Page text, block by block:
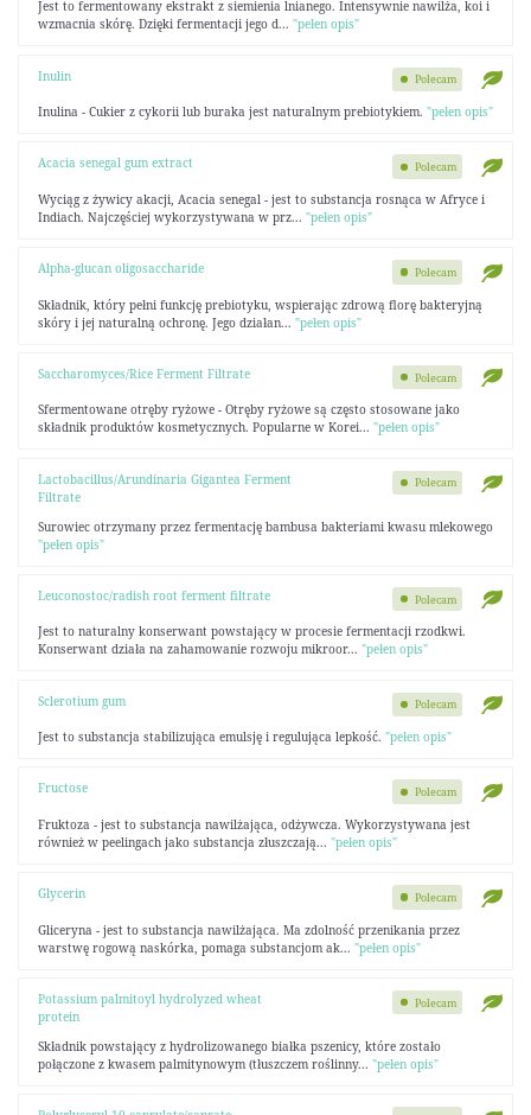
Jest to fermentowany ekstrakt z siemienia lnianego. Intensywnie nawilża, koi i
wzmacnia skórę. Dzięki fermentacji jego d... "pełen opis"
Inulin
Inulina - Cukier z cykorii lub buraka jest naturalnym prebiotykiem. "pełen opis"
Polecam
Acacia senegal gum extract
Wyciąg z żywicy akacji, Acacia senegal - jest to substancja rosnąca w Afryce i
Indiach. Najczęściej wykorzystywana w prz... "pełen opis"
Polecam
Alpha-glucan oligosaccharide
Składnik, który pełni funkcję prebiotyku, wspierając zdrową florę bakteryjną
skóry i jej naturalną ochronę. Jego działan... "pełen opis"
Polecam
Saccharomyces/Rice Ferment Filtrate
Sfermentowane otręby ryżowe - Otręby ryżowe są często stosowane jako
składnik produktów kosmetycznych. Popularne w Korei... "pełen opis"
Polecam
Lactobacillus/Arundinaria Gigantea Ferment
Filtrate
Surowiec otrzymany przez fermentację bambusa bakteriami kwasu mlekowego
"pełen opis"
Polecam
Leuconostoc/radish root ferment filtrate
Jest to naturalny konserwant powstający w procesie fermentacji rzodkwi.
Konserwant działa na zahamowanie rozwoju mikroor... "pełen opis"
Polecam
Sclerotium gum
Jest to substancja stabilizująca emulsję i regulująca lepkość. "pełen opis"
Polecam
Fructose
Fruktoza - jest to substancja nawilżająca, odżywcza. Wykorzystywana jest
również w peelingach jako substancja złuszczają... "pełen opis"
Polecam
Glycerin
Gliceryna - jest to substancja nawilżająca. Ma zdolność przenikania przez
warstwę rogową naskórka, pomaga substancjom ak... "pełen opis"
Polecam
Potassium palmitoyl hydrolyzed wheat
protein
Składnik powstający z hydrolizowanego białka pszenicy, które zostało
połączone z kwasem palmitynowym (tłuszczem roślinny... "pełen opis"
Polecam